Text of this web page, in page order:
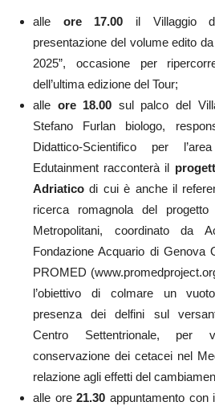
alle ore 17.00 il Villaggio
presentazione del volume edito
2025”, occasione per
dell’ultima edizione del Tour;
alle ore 18.00 sul palco del
Stefano Furlan biologo,
Didattico-Scientifico per
Edutainment racconterà il
Adriatico di cui è anche il
ricerca romagnola del
Metropolitani, coordinato da
Fondazione Acquario di Genova
PROMED
l’obiettivo di colmare un
presenza dei delfini sul
Centro Settentrionale,
conservazione dei cetacei nel
relazione agli effetti del
alle ore21.30 appuntamento con